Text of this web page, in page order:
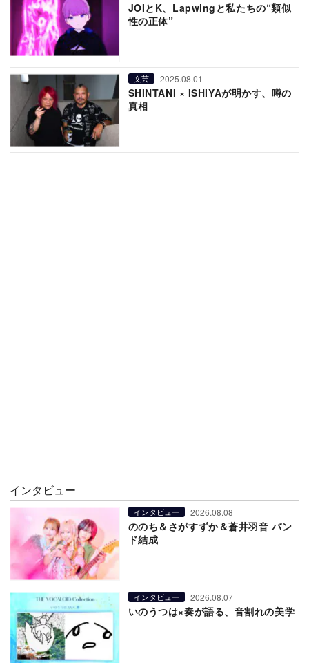
JOIとK、Lapwingと私たちの“類似
性の正体”
文芸 2025.08.01
SHINTANI × ISHIYAが明かす、噂の
真相
インタビュー
インタビュー 2026.08.08
ののち＆さがすずか＆蒼井羽音 バン
ド結成
インタビュー 2026.08.07
いのうつは×奏が語る、音割れの美学